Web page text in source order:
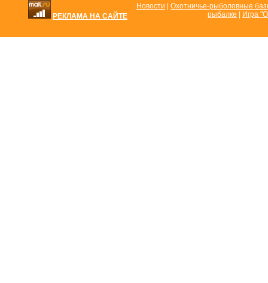
РЕКЛАМА НА САЙТЕ
Новости
Охотничье-рыболовные
рыбалке
Игра